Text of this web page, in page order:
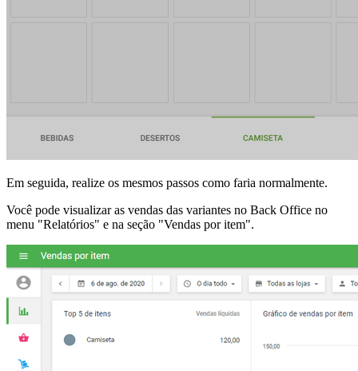
Em seguida, realize os mesmos passos como faria normalmente.
Você pode visualizar as vendas das variantes no Back Office no
menu "Relatórios" e na seção "Vendas por item".